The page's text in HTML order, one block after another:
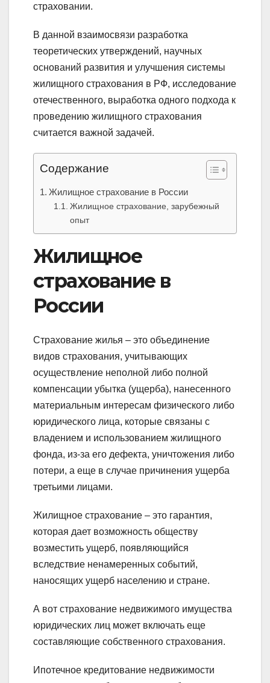
страховании.
В данной взаимосвязи разработка
теоретических утверждений, научных
оснований развития и улучшения системы
жилищного страхования в РФ, исследование
отечественного, выработка одного подхода к
проведению жилищного страхования
считается важной задачей.
Содержание
Жилищное страхование в России
Жилищное страхование, зарубежный
опыт
Жилищное
страхование в
России
Страхование жилья – это объединение
видов страхования, учитывающих
осуществление неполной либо полной
компенсации убытка (ущерба), нанесенного
материальным интересам физического либо
юридического лица, которые связаны с
владением и использованием жилищного
фонда, из-за его дефекта, уничтожения либо
потери, а еще в случае причинения ущерба
третьими лицами.
Жилищное страхование – это гарантия,
которая дает возможность обществу
возместить ущерб, появляющийся
вследствие ненамеренных событий,
наносящих ущерб населению и стране.
А вот страхование недвижимого имущества
юридических лиц может включать еще
составляющие собственного страхования.
Ипотечное кредитование недвижимости